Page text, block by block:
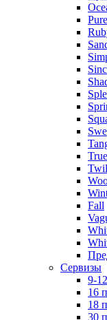
Fall
Сервизы
9-
16
18
30